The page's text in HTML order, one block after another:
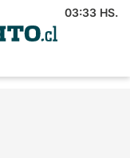
03:33 HS.